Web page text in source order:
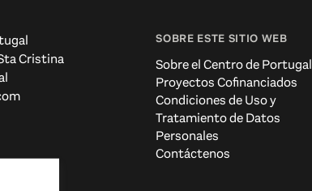
Cristina
SOBRE ESTE SITIO WEB
Sobre el Centro de Portugal
Proyectos Cofinanciados
Condiciones de Uso y
Tratamiento de Datos
Personales
Contáctenos